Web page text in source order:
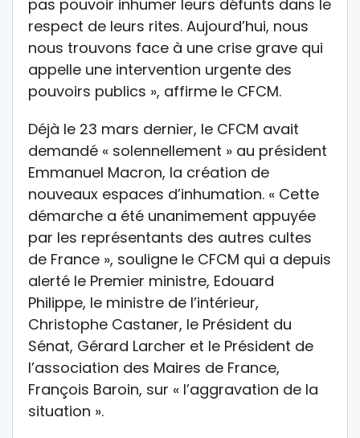
pas pouvoir inhumer leurs défunts dans le
respect de leurs rites. Aujourd’hui, nous
nous trouvons face à une crise grave qui
appelle une intervention urgente des
pouvoirs publics », affirme le CFCM.
Déjà le 23 mars dernier, le CFCM avait
demandé « solennellement » au président
Emmanuel Macron, la création de
nouveaux espaces d’inhumation. « Cette
démarche a été unanimement appuyée
par les représentants des autres cultes
de France », souligne le CFCM qui a depuis
alerté le Premier ministre, Edouard
Philippe, le ministre de l’intérieur,
Christophe Castaner, le Président du
Sénat, Gérard Larcher et le Président de
l’association des Maires de France,
François Baroin, sur « l’aggravation de la
situation ».